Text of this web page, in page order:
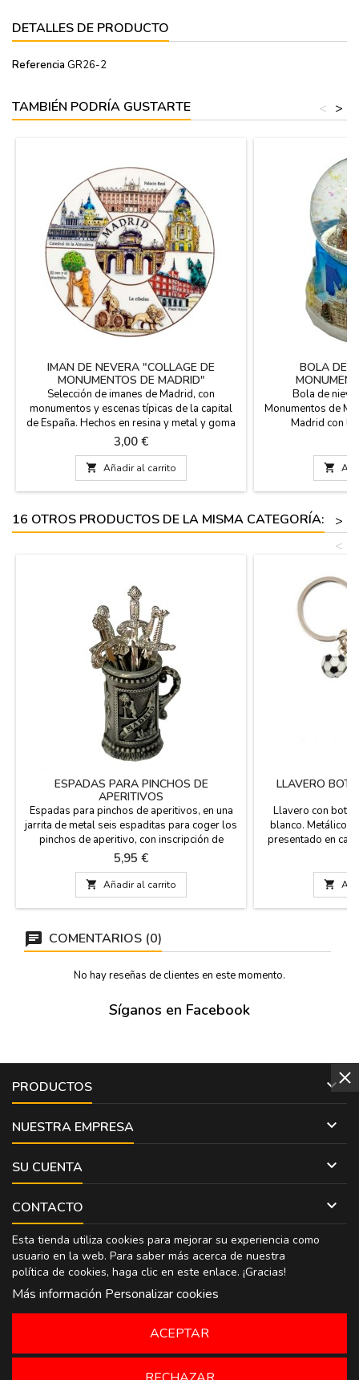
DETALLES DE PRODUCTO
Referencia GR26-2
TAMBIÉN PODRÍA GUSTARTE >
<
IMAN DE NEVERA "COLLAGE DE
MONUMENTOS DE MADRID"
Selección de imanes de Madrid, con
monumentos y escenas típicas de la capital
de España. Hechos en resina y metal y goma
de diferentes tamaños. En casi todos salen
monumentos como: La Cibeles, Neptuno, El
Oso y el madroño, la Puerta de Alcalá, el
Palacio Real, las torres Kio, el skyline de
Madrid, etc ...
Precio
3,00 €
 Añadir al carrito
BOLA DE
Bola de
Monumentos de
Madrid con
Puerta de Alcalá
base de resina y
cm. de

16 OTROS PRODUCTOS DE LA MISMA CATEGORÍA:
>
<
ESPADAS PARA PINCHOS DE
APERITIVOS
Espadas para pinchos de aperitivos, en una
jarrita de metal seis espaditas para coger los
pinchos de aperitivo, con inscripción de
Madrid en relieve y la Puerta de Alcalá y el
oso y el madroño. Medidas: 8 x 4 cm.
Precio
5,95 €
 Añadir al carrito
LLAVERO
Llavero con bota
blanco. Metálico
presentado en

COMENTARIOS (0)
No hay reseñas de clientes en este momento.
Síganos en Facebook
PRODUCTOS 
NUESTRA EMPRESA 
SU CUENTA 
CONTACTO 
Esta tienda utiliza cookies para mejorar su experiencia como
usuario en la web. Para saber más acerca de nuestra
política de cookies, haga clic en este enlace. ¡Gracias!
Más información Personalizar cookies
ACEPTAR